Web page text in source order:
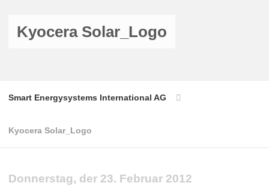
Kyocera Solar_Logo
Smart Energysystems International AG
Kyocera Solar_Logo
Donnerstag, der 23. Februar 2012